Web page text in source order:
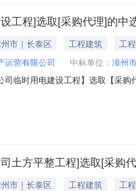
工程]选取[采购代理]的中
市｜长泰区 工程建筑
工程
运营有限公司 中标单位： 漳州
司临时用电建设工程】选取【采
（元）：2000元折扣率：1.00实
土方平整工程]选取[采购
市｜长泰区 工程建筑
工程